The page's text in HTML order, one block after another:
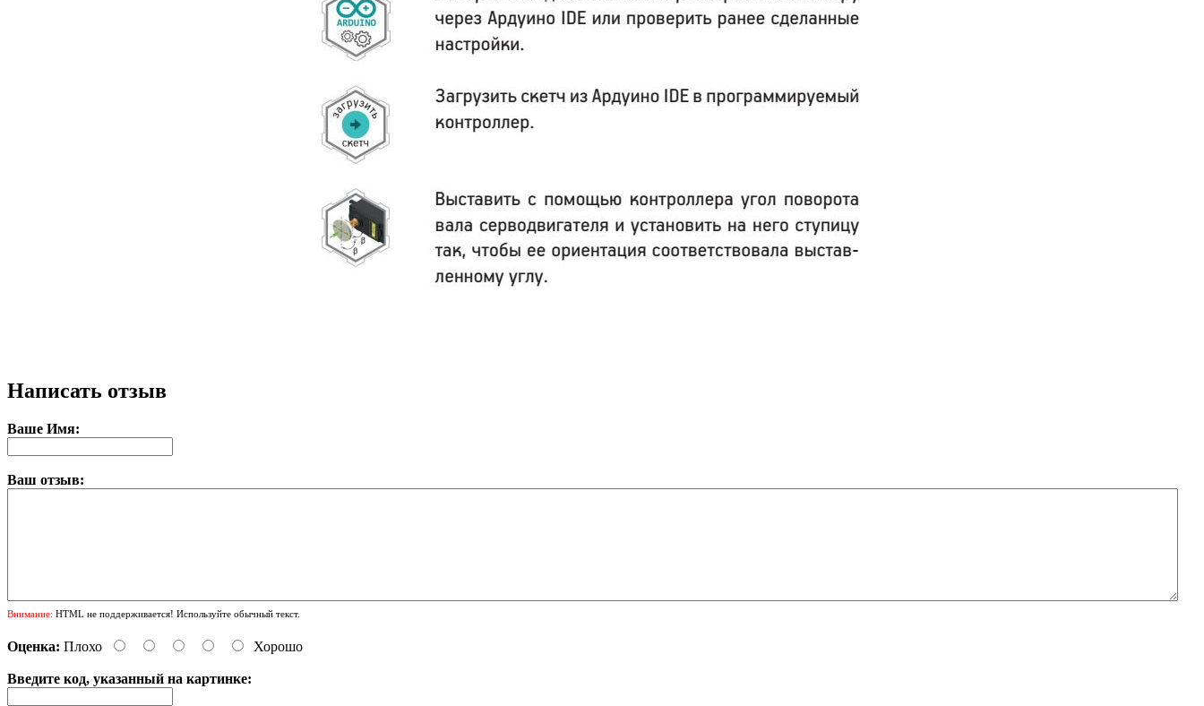
Написать отзыв
Ваше Имя:
Ваш отзыв:
Внимание: HTML не поддерживается! Используйте обычный текст.
Оценка: Плохо Хорошо
Введите код, указанный на картинке: